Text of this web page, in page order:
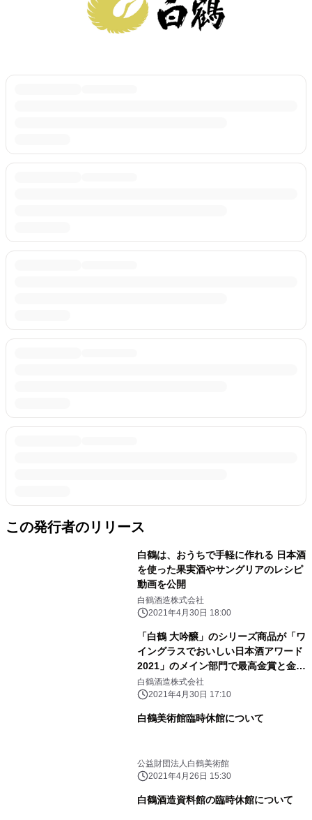
この発行者のリリース
白鶴は、おうちで手軽に作れる 日本酒
を使った果実酒やサングリアのレシピ
動画を公開
白鶴酒造株式会社
2021年4月30日 18:00
「白鶴 大吟醸」のシリーズ商品が「ワ
イングラスでおいしい日本酒アワード
2021」のメイン部門で最高金賞と金賞
を受賞
白鶴酒造株式会社
2021年4月30日 17:10
白鶴美術館臨時休館について
公益財団法人白鶴美術館
2021年4月26日 15:30
白鶴酒造資料館の臨時休館について